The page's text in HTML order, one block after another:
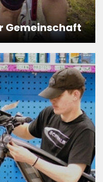
Gemeinschaft